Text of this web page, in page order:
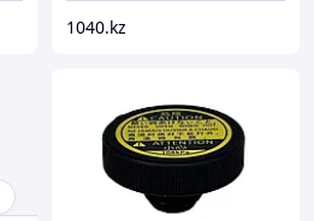
1040.kz